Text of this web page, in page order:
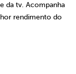
da tv. Acompanha
rendimento do